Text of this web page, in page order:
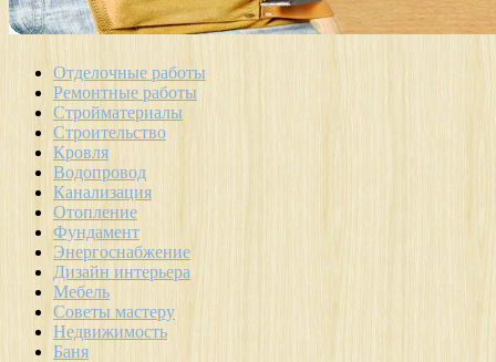
Отделочные работы
Ремонтные работы
Стройматериалы
Строительство
Кровля
Водопровод
Канализация
Отопление
Фундамент
Энергоснабжение
Дизайн интерьера
Мебель
Советы мастеру
Недвижимость
Баня